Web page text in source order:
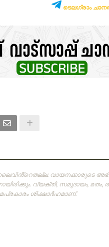
ടെലഗ്രാം
വായനക്കാരുടെ
വ്യക്തി, സമുദായം, മതം,
ശിക്ഷാര്‍ഹമാണ്‌.